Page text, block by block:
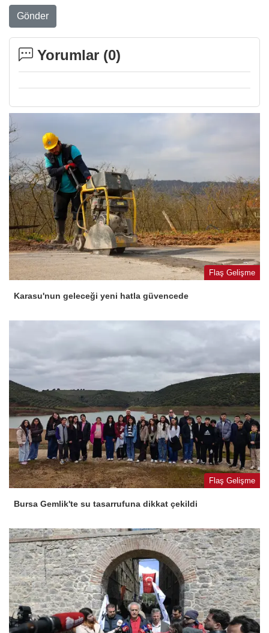
Gönder
Yorumlar (0)
Flaş Gelişme
Karasu'nun geleceği yeni hatla güvencede
Flaş Gelişme
Bursa Gemlik'te su tasarrufuna dikkat çekildi